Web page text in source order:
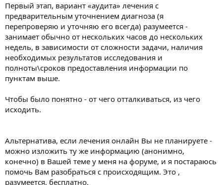
Первый этап, вариант «аудита» лечения с
предварительным уточнением диагноза (я
перепроверяю и уточняю его всегда) разумеется -
занимает обычно от нескольких часов до нескольких
недель, в зависимости от сложности задачи, наличия
необходимых результатов исследования и
полноты\сроков предоставления информации по
пунктам выше.
Чтобы было понятно - от чего отталкиваться, из чего
исходить.
Альтернатива, если лечения онлайн Вы не планируете -
можно изложить ту же информацию (анонимно,
конечно) в Вашей теме у меня на форуме, и я постараюсь
помочь Вам разобраться с происходящим. Это ,
разумеется, бесплатно.